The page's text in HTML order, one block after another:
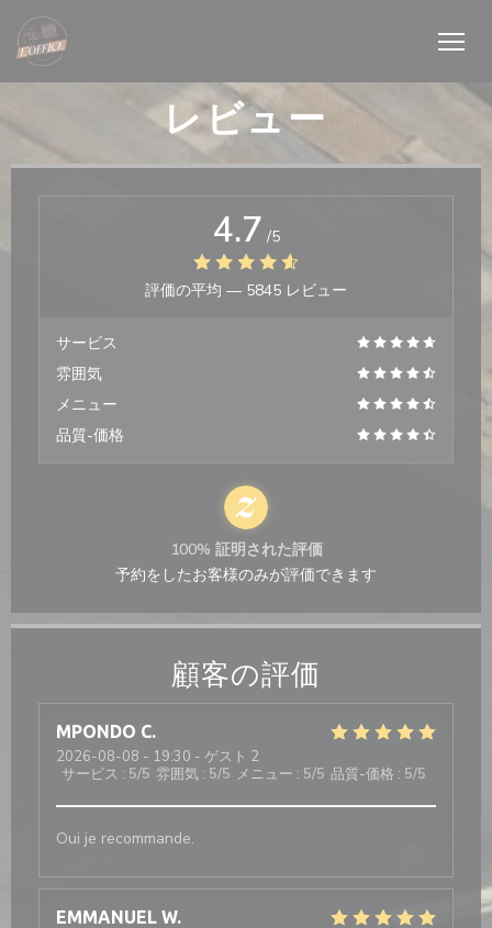
クッキー利用の管理について
レビュー
顧客の評価
MPONDO C
2026-08-08 - 19:30 - ゲスト 2
サービス : 5/5 雰囲気 : 5/5 メニュー : 5/5 品質-価格 : 5/5
Oui je recommande.
EMMANUEL W
4.7 /5
評価の平均 — 5845 レビュー
サービス
雰囲気
メニュー
品質-価格
100% 証明された評価
予約をしたお客様のみが評価できます